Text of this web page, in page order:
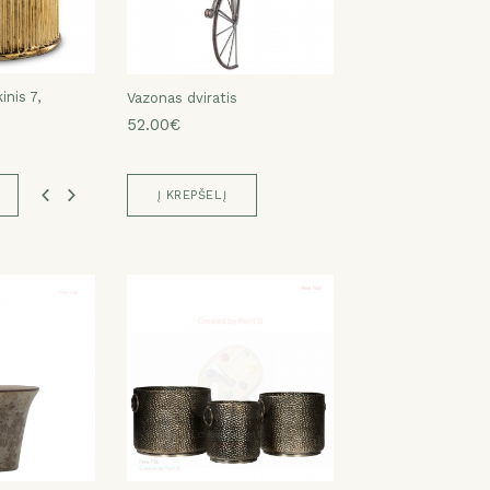
7,
7,
7,
7,
Vazonas dviratis
52.00€
Į KREPŠELĮ